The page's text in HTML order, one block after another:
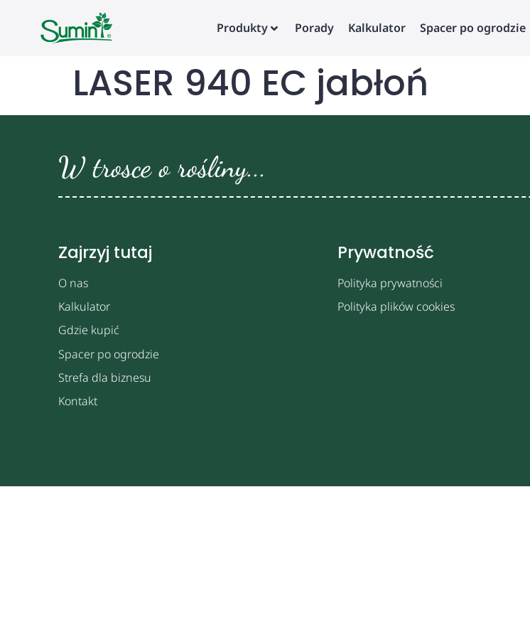
Produkty Porady Kalkulator Spacer po ogrodzie
LASER 940 EC jabłoń
W trosce o rośliny...
Zajrzyj tutaj
O nas
Kalkulator
Gdzie kupić
Spacer po ogrodzie
Strefa dla biznesu
Kontakt
Prywatność
Polityka prywatności
Polityka plików cookies